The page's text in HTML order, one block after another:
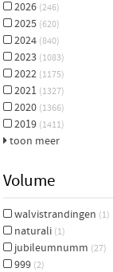
2026 (246)
2025 (620)
2024 (840)
2023 (1083)
2022 (1175)
2021 (1327)
2020 (1366)
2019 (1411)
toon meer
Volume
walvistrandingen (1)
naturali (1)
jubileumnumm (27)
999 (2)